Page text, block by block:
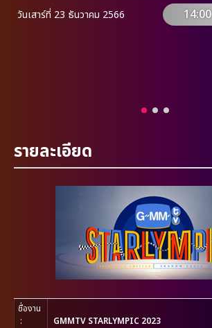
วันเสาร์ที่ 23 ธันวาคม 2566 14:00
รายละเอียด
ชื่องาน
:
GMMTV STARLYMPIC 2023